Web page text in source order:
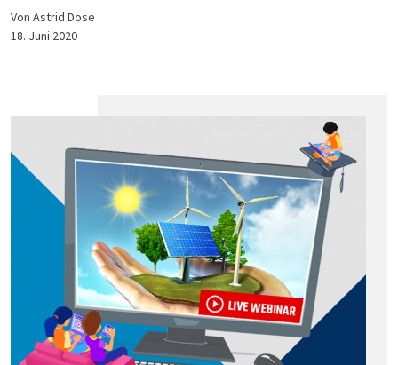
von Astrid Dose
18. Juni 2020